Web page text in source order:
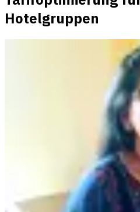
Hotelgruppen